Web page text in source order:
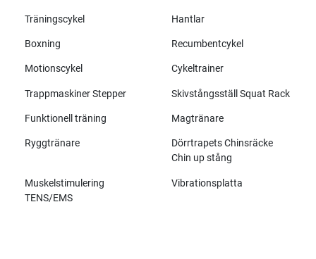
Träningscykel Hantlar
Boxning Recumbentcykel
Motionscykel Cykeltrainer
Trappmaskiner Stepper Skivstångsställ Squat Rack
Funktionell träning Magtränare
Ryggtränare
Dörrtrapets Chinsräcke
Chin up stång
Muskelstimulering
TENS/EMS
Vibrationsplatta